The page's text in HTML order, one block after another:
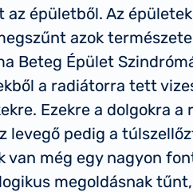
épületből. Az
azok
Beteg Épület
a radiátorra tett
Ezekre a dolgokra a
levegő pedig a
még egy nagyon
megoldásnak